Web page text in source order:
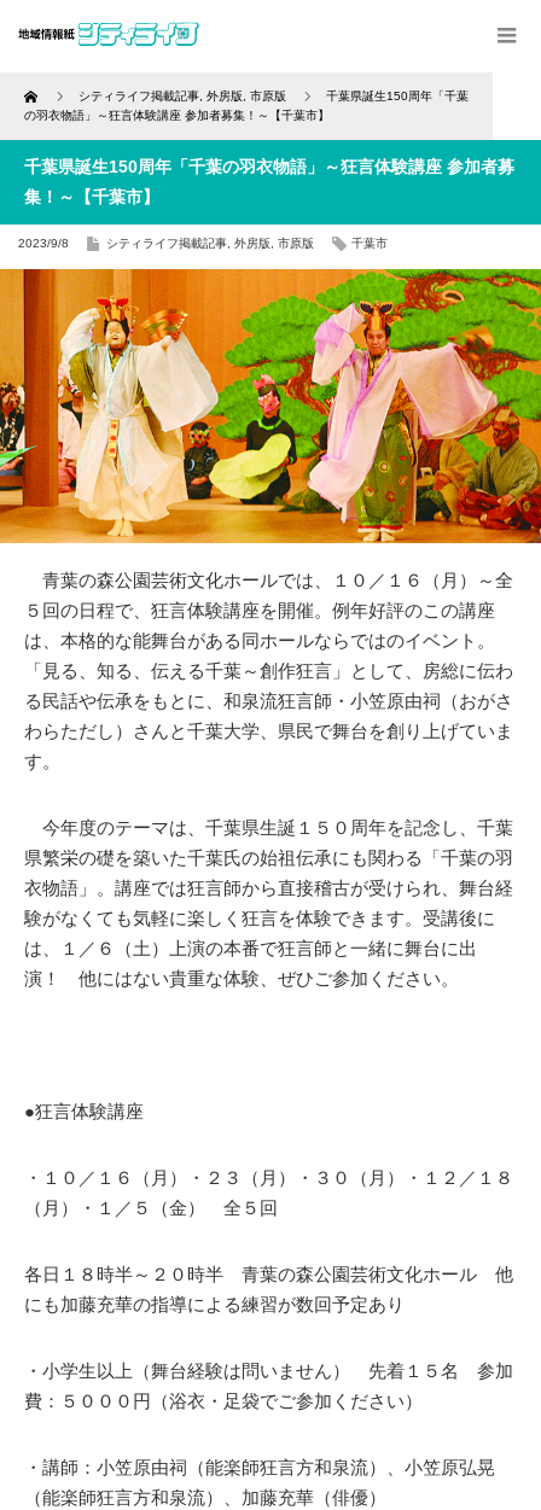
Home シティライフ掲載記事 外房版 市原版
千葉県誕生150周年「千葉
の羽衣物語」～狂言体験講座 参加者募集！～【千葉市】
千葉県誕生150周年「千葉の羽衣物語」～狂言体験講座 参加者募
集！～【千葉市】
2023/9/8 シティライフ掲載記事 外房版 市原版 千葉市
青葉の森公園芸術文化ホールでは、１０／１６（月）～全
５回の日程で、狂言体験講座を開催。例年好評のこの講座
は、本格的な能舞台がある同ホールならではのイベント。
「見る、知る、伝える千葉～創作狂言」として、房総に伝わ
る民話や伝承をもとに、和泉流狂言師・小笠原由祠（おがさ
わらただし）さんと千葉大学、県民で舞台を創り上げていま
す。
今年度のテーマは、千葉県生誕１５０周年を記念し、千葉
県繁栄の礎を築いた千葉氏の始祖伝承にも関わる「千葉の羽
衣物語」。講座では狂言師から直接稽古が受けられ、舞台経
験がなくても気軽に楽しく狂言を体験できます。受講後に
は、１／６（土）上演の本番で狂言師と一緒に舞台に出
演！ 他にはない貴重な体験、ぜひご参加ください。
●狂言体験講座
・１０／１６（月）・２３（月）・３０（月）・１２／１８
（月）・１／５（金） 全５回
各日１８時半～２０時半 青葉の森公園芸術文化ホール 他
にも加藤充華の指導による練習が数回予定あり
・小学生以上（舞台経験は問いません） 先着１５名 参加
費：５０００円（浴衣・足袋でご参加ください）
・講師：小笠原由祠（能楽師狂言方和泉流）、小笠原弘晃
（能楽師狂言方和泉流）、加藤充華（俳優）